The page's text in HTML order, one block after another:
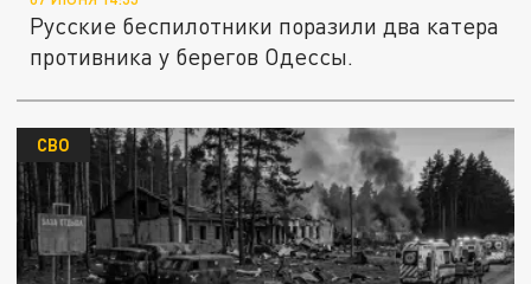
Русские беспилотники поразили два катера
противника у берегов Одессы.
СВО